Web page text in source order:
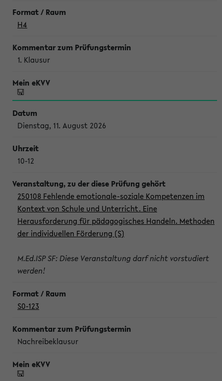
H4
1. Klausur
Dienstag, 11. August 2026
10-12
250108 Fehlende emotionale-soziale Kompetenzen im
Kontext von Schule und Unterricht. Eine
Herausforderung für pädagogisches Handeln. Methoden
der individuellen Förderung (S)
M.Ed.ISP SF: Diese Veranstaltung darf nicht vorstudiert
werden!
S0-123
Nachreibeklausur